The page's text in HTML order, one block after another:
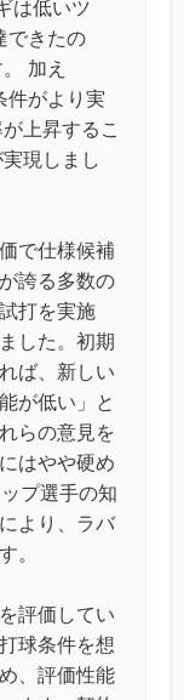
は低いツ
できたの
加え
件がより実
上昇するこ
現しまし
で仕様候補
誇る多数の
打を実施
した。初期
ば、新しい
が低い」と
らの意見を
はやや硬め
プ選手の知
より、ラバ
。
評価してい
球条件を想
、評価性能